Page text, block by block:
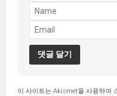
이 사이트는 Akismet을 사용하여